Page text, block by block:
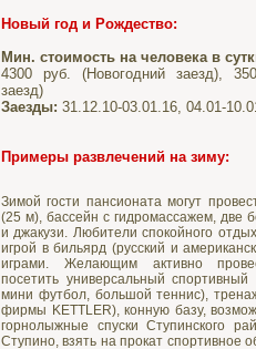
Новый год и Рождество:
Мин. стоимость на человека в
4300 руб. (Новогодний заезд),
заезд)
Заезды: 31.12.10-03.01.16, 04.01-
Примеры развлечений на зиму:
Зимой гости пансионата могут
(25 м), бассейн с гидромассажем, две
и джакузи. Любители спокойного
игрой в бильярд (русский и
играми. Желающим активно
посетить универсальный
мини футбол, большой теннис),
фирмы KETTLER), конную базу,
горнолыжные спуски Ступинского
Ступино, взять на прокат спортивное